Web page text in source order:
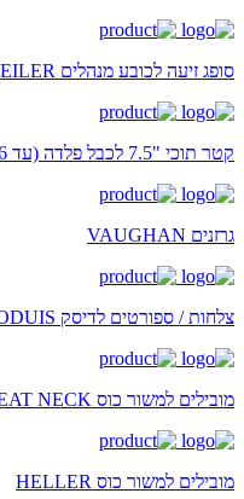
סופג זיעה לכובע מנהלים LOCKWEILER
קטר תוכי "7.5 לכבל פלדה (עד 6 מ"מ) HIT
גרזנים VAUGHAN
צלחות / ספורטים לדיסק RHODUIS
מובילים למשור כוס GREAT NECK
מובילים למשור כוס HELLER